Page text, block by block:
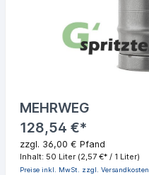
MEHRWEG
128,54 €*
zzgl. 36,00 € Pfand
Inhalt: 50 Liter (2,57 €* / 1 Liter)
Preise inkl. MwSt. zzgl. Versandkosten